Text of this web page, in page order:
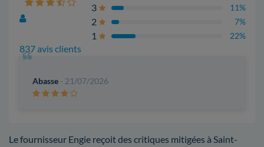
837 avis clients
3 11%
2 7%
1 22%
Abasse - 21/07/2026
Le fournisseur Engie reçoit des critiques mitigées à Saint-